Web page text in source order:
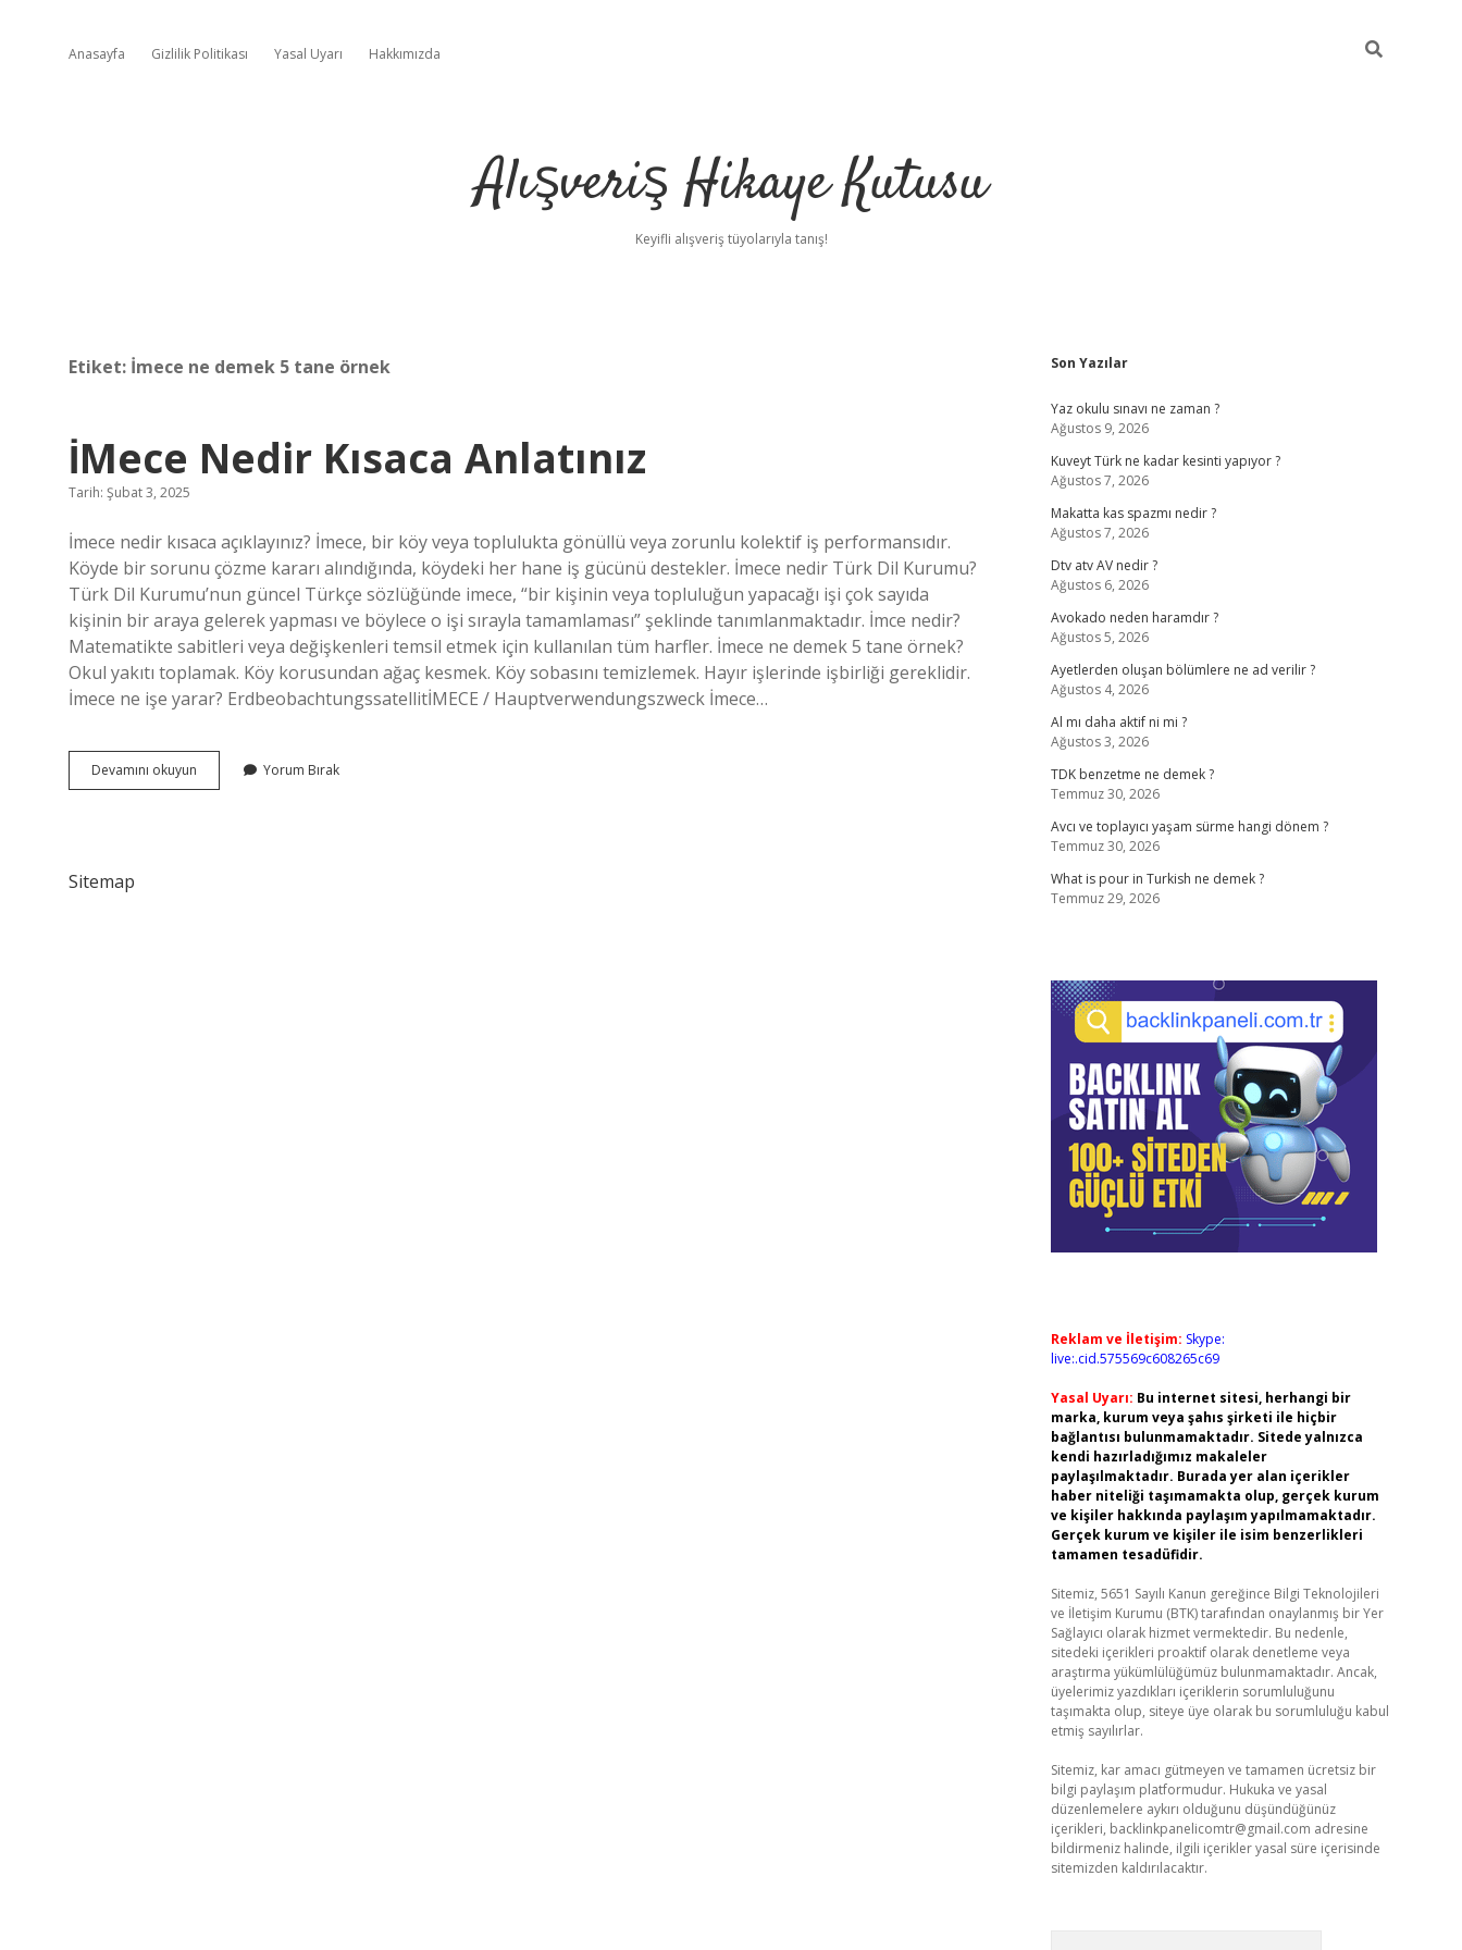
Anasayfa Gizlilik Politikası Yasal Uyarı Hakkımızda
Alışveriş Hikaye Kutusu
Keyifli alışveriş tüyolarıyla tanış!
Etiket: İmece ne demek 5 tane örnek
İMece Nedir Kısaca Anlatınız
Tarih: Şubat 3, 2025
İmece nedir kısaca açıklayınız? İmece, bir köy veya toplulukta gönüllü veya zorunlu kolektif iş performansıdır.
Köyde bir sorunu çözme kararı alındığında, köydeki her hane iş gücünü destekler. İmece nedir Türk Dil Kurumu?
Türk Dil Kurumu’nun güncel Türkçe sözlüğünde imece, “bir kişinin veya topluluğun yapacağı işi çok sayıda
kişinin bir araya gelerek yapması ve böylece o işi sırayla tamamlaması” şeklinde tanımlanmaktadır. İmce nedir?
Matematikte sabitleri veya değişkenleri temsil etmek için kullanılan tüm harfler. İmece ne demek 5 tane örnek?
Okul yakıtı toplamak. Köy korusundan ağaç kesmek. Köy sobasını temizlemek. Hayır işlerinde işbirliği gereklidir.
İmece ne işe yarar? ErdbeobachtungssatellitİMECE / Hauptverwendungszweck İmece…
Devamını okuyun
Nedir
Yorum Bırak
Sitemap
Sidebar
Son Yazılar
Yaz okulu sınavı ne zaman ?
Ağustos 9, 2026
Kuveyt Türk ne kadar kesinti yapıyor ?
Ağustos 7, 2026
Makatta kas spazmı nedir ?
Ağustos 7, 2026
Dtv atv AV nedir ?
Ağustos 6, 2026
Avokado neden haramdır ?
Ağustos 5, 2026
Ayetlerden oluşan bölümlere ne ad verilir ?
Ağustos 4, 2026
Al mı daha aktif ni mi ?
Ağustos 3, 2026
TDK benzetme ne demek ?
Temmuz 30, 2026
Avcı ve toplayıcı yaşam sürme hangi dönem ?
Temmuz 30, 2026
What is pour in Turkish ne demek ?
Temmuz 29, 2026
Reklam ve İletişim: Skype:
live:.cid.575569c608265c69
Yasal Uyarı: Bu internet sitesi, herhangi bir
marka, kurum veya şahıs şirketi ile hiçbir
bağlantısı bulunmamaktadır. Sitede yalnızca
kendi hazırladığımız makaleler
paylaşılmaktadır. Burada yer alan içerikler
haber niteliği taşımamakta olup, gerçek kurum
ve kişiler hakkında paylaşım yapılmamaktadır.
Gerçek kurum ve kişiler ile isim benzerlikleri
tamamen tesadüfidir.
Sitemiz, 5651 Sayılı Kanun gereğince Bilgi Teknolojileri
ve İletişim Kurumu (BTK) tarafından onaylanmış bir Yer
Sağlayıcı olarak hizmet vermektedir. Bu nedenle,
sitedeki içerikleri proaktif olarak denetleme veya
araştırma yükümlülüğümüz bulunmamaktadır. Ancak,
üyelerimiz yazdıkları içeriklerin sorumluluğunu
taşımakta olup, siteye üye olarak bu sorumluluğu kabul
etmiş sayılırlar.
Sitemiz, kar amacı gütmeyen ve tamamen ücretsiz bir
bilgi paylaşım platformudur. Hukuka ve yasal
düzenlemelere aykırı olduğunu düşündüğünüz
içerikleri, backlinkpanelicomtr@gmail.com adresine
bildirmeniz halinde, ilgili içerikler yasal süre içerisinde
sitemizden kaldırılacaktır.